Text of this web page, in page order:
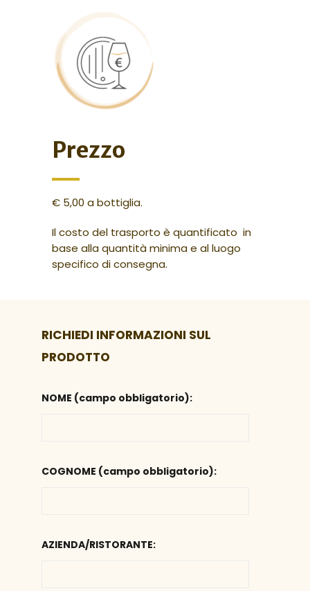
Prezzo
€ 5,00 a bottiglia.
Il costo del trasporto è quantificato in
base alla quantità minima e al luogo
specifico di consegna.
RICHIEDI INFORMAZIONI SUL
PRODOTTO
NOME (campo obbligatorio):
COGNOME (campo obbligatorio):
AZIENDA/RISTORANTE: